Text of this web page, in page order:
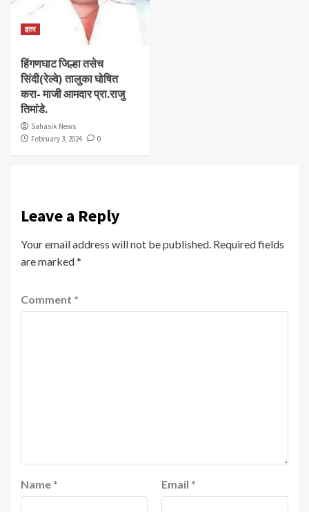
इतर
हिंगणघाट जिल्हा तसेच
सिंदी(रेल्वे) तालुका घोषित
करा- माजी आमदार प्रा.राजु
तिमांडे.
Sahasik News
February 3, 2024
0
Leave a Reply
Your email address will not be published. Required fields
are marked*
Comment *
Name * Email *